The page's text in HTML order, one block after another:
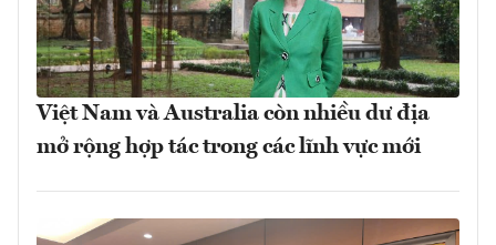
Việt Nam và Australia còn nhiều dư địa
mở rộng hợp tác trong các lĩnh vực mới